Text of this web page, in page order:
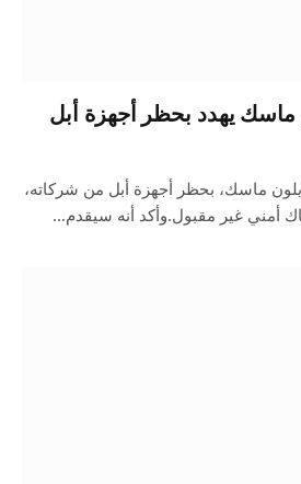
ماسك يهدد بحظر أجهزة أبل
إيلون ماسك، بحظر أجهزة أبل من شركاته،
أمني غير مقبول.وأكد أنه سيقدم…